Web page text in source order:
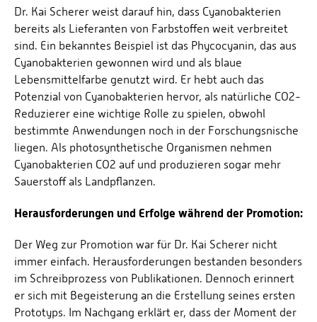
Dr. Kai Scherer weist darauf hin, dass Cyanobakterien
bereits als Lieferanten von Farbstoffen weit verbreitet
sind. Ein bekanntes Beispiel ist das Phycocyanin, das aus
Cyanobakterien gewonnen wird und als blaue
Lebensmittelfarbe genutzt wird. Er hebt auch das
Potenzial von Cyanobakterien hervor, als natürliche CO2-
Reduzierer eine wichtige Rolle zu spielen, obwohl
bestimmte Anwendungen noch in der Forschungsnische
liegen. Als photosynthetische Organismen nehmen
Cyanobakterien CO2 auf und produzieren sogar mehr
Sauerstoff als Landpflanzen.
Herausforderungen und Erfolge während der Promotion:
Der Weg zur Promotion war für Dr. Kai Scherer nicht
immer einfach. Herausforderungen bestanden besonders
im Schreibprozess von Publikationen. Dennoch erinnert
er sich mit Begeisterung an die Erstellung seines ersten
Prototyps. Im Nachgang erklärt er, dass der Moment der